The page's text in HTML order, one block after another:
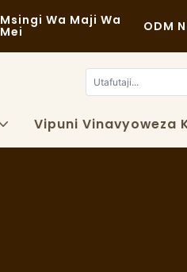
Msingi Wa Maji Wa
Mei ODM
Vipuni Vinavyoweza